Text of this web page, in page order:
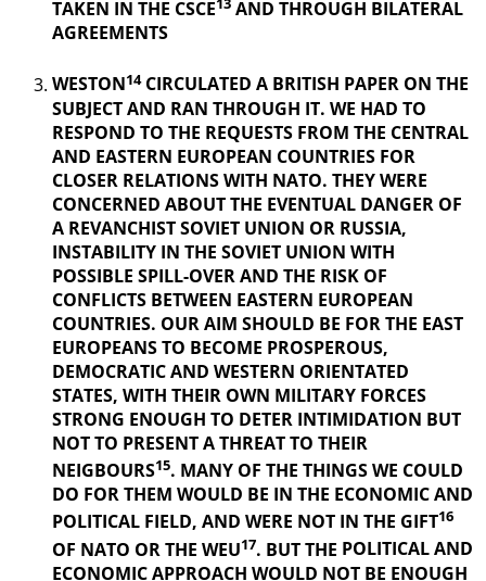
TAKEN IN THE CSCE
AND THROUGH BILATERAL
AGREEMENTS
WESTON14CIRCULATED A BRITISH PAPER ON THE
SUBJECT AND RAN THROUGH IT. WE HAD TO
RESPOND TO THE REQUESTS FROM THE CENTRAL
AND EASTERN EUROPEAN COUNTRIES FOR
CLOSER RELATIONS WITH NATO. THEY WERE
CONCERNED ABOUT THE EVENTUAL DANGER OF
A REVANCHISTSOVIET UNION OR RUSSIA,
INSTABILITY IN THE SOVIET UNION WITH
POSSIBLE SPILL-OVER AND THE RISK OF
CONFLICTS BETWEEN EASTERN EUROPEAN
COUNTRIES. OUR AIM SHOULD BE FOR THE EAST
EUROPEANS TO BECOME PROSPEROUS,
DEMOCRATIC AND WESTERN ORIENTATED
STATES, WITH THEIR OWN MILITARY FORCES
STRONG ENOUGH TO DETER INTIMIDATION BUT
NOT TO PRESENT A THREAT TO THEIR
NEIGBOURS15. MANY OF THE THINGSWE COULD
DO FOR THEM WOULD BE IN THE ECONOMIC AND
POLITICAL FIELD, AND WERE NOT IN THE GIFT16
OF NATO OR THE WEU17. BUT THE POLITICAL AND
ECONOMIC APPROACH WOULD NOT BE ENOUGH